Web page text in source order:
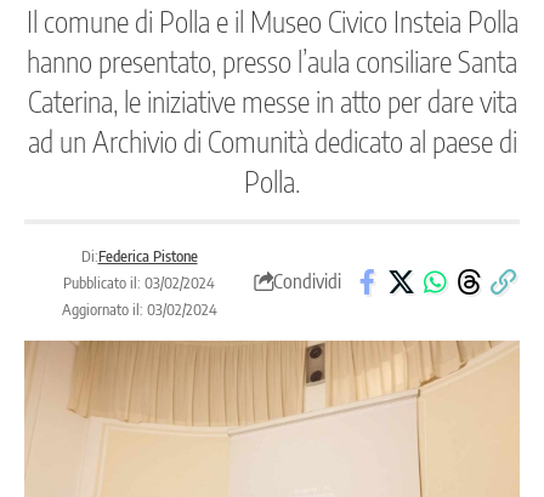
Il comune di Polla e il Museo Civico Insteia Polla
hanno presentato, presso l’aula consiliare Santa
Caterina, le iniziative messe in atto per dare vita
ad un Archivio di Comunità dedicato al paese di
Polla.
Di:Federica Pistone
Pubblicato il: 03/02/2024
Aggiornato il: 03/02/2024
Condividi